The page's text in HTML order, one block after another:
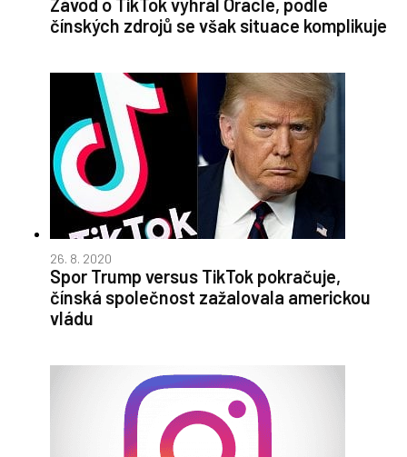
Závod o TikTok vyhrál Oracle, podle
čínských zdrojů se však situace komplikuje
26. 8. 2020
Spor Trump versus TikTok pokračuje,
čínská společnost zažalovala americkou
vládu